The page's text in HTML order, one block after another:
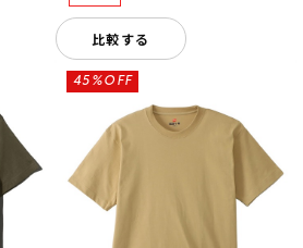
比較する
45%OFF